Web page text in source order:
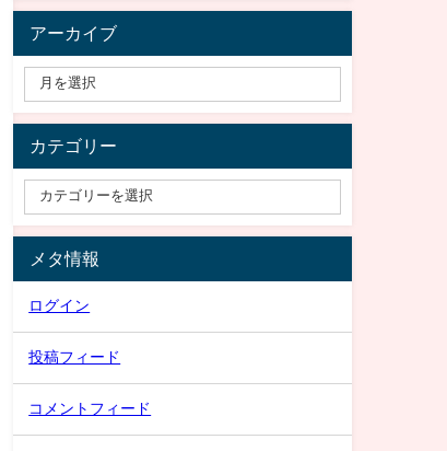
アーカイブ
カテゴリー
メタ情報
ログイン
投稿フィード
コメントフィード